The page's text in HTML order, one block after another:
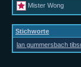
Mister Wong
Stichworte
lan gummersbach